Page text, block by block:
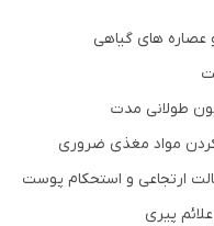
عصاره های گیاهی
طولانی مدت
مواد مغذی ضروری
ارتجاعی و استحکام پوست
پیری